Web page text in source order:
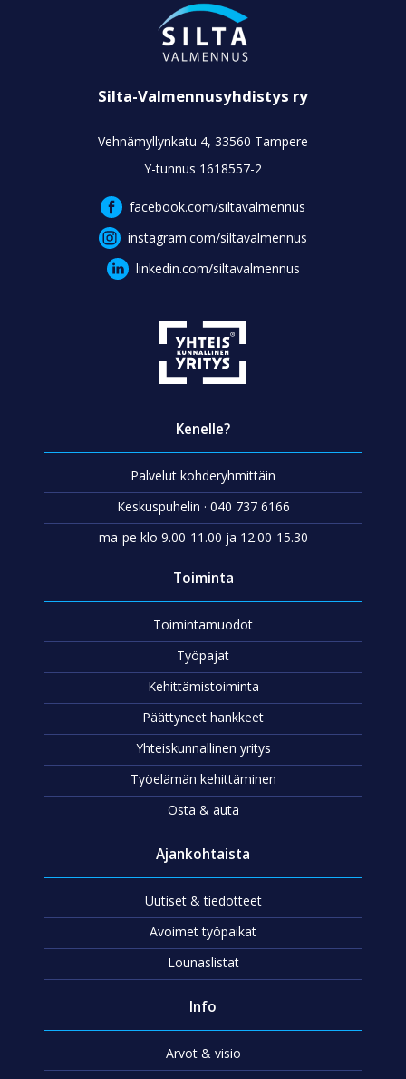
Silta-Valmennusyhdistys ry
Vehnämyllynkatu 4, 33560 Tampere
Y-tunnus 1618557-2
facebook.com/siltavalmennus
instagram.com/siltavalmennus
linkedin.com/siltavalmennus
Kenelle?
Palvelut kohderyhmittäin
Keskuspuhelin · 040 737 6166
ma-pe klo 9.00-11.00 ja 12.00-15.30
Toiminta
Toimintamuodot
Työpajat
Kehittämistoiminta
Päättyneet hankkeet
Yhteiskunnallinen yritys
Työelämän kehittäminen
Osta & auta
Ajankohtaista
Uutiset & tiedotteet
Avoimet työpaikat
Lounaslistat
Info
Arvot & visio